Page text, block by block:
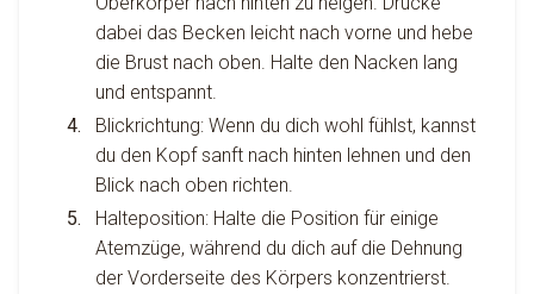
dabei das Becken leicht nach vorne und hebe
die Brust nach oben. Halte den Nacken lang
und entspannt.
Blickrichtung: Wenn du dich wohl fühlst, kannst
du den Kopf sanft nach hinten lehnen und den
Blick nach oben richten.
Halteposition: Halte die Position für einige
Atemzüge, während du dich auf die Dehnung
der Vorderseite des Körpers konzentrierst.